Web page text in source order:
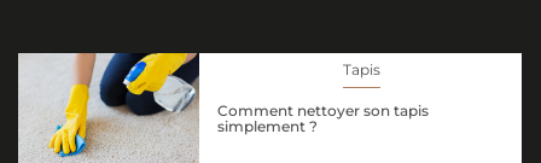
Tapis
Comment nettoyer son tapis
simplement ?